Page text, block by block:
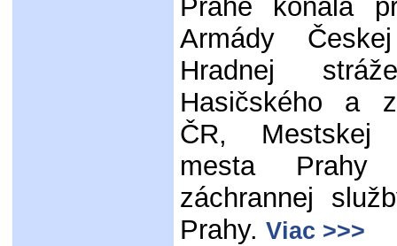
Prahe konala
Armády
Hradnej
Hasičského a
ČR, Mestskej
mesta Prahy
záchrannej
Prahy. Viac >>>